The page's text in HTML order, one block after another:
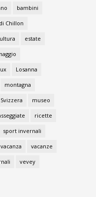
bambini
Chillon
estate
Losanna
montagna
museo
ricette
sport invernali
vacanza vacanze
vevey